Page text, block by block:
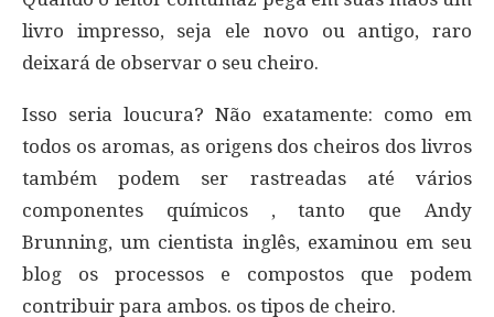
livro impresso, seja ele novo ou antigo, raro
deixará de observar o seu cheiro.
Isso seria loucura? Não exatamente: como em
todos os aromas, as origens dos cheiros dos livros
também podem ser rastreadas até vários
componentes químicos , tanto que Andy
Brunning, um cientista inglês, examinou em seu
blog os processos e compostos que podem
contribuir para ambos. os tipos de cheiro.